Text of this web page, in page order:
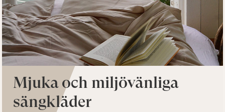
Mjuka och miljövänliga
sängkläder